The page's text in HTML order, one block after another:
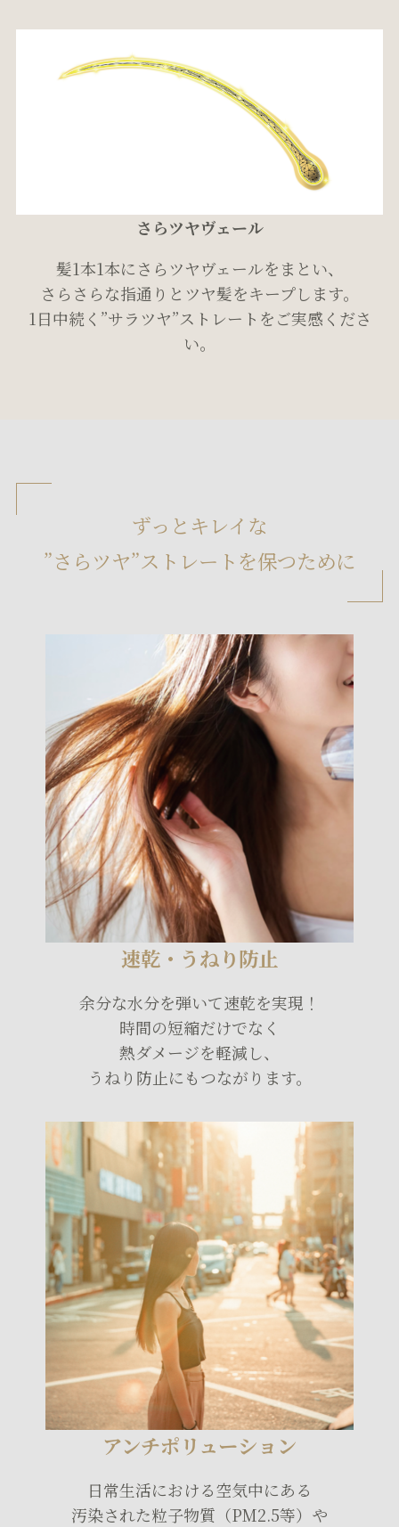
さらツヤヴェール
髪1本1本にさらツヤヴェールをまとい、
さらさらな指通りとツヤ髪をキープします。
1日中続く”サラツヤ”ストレートをご実感くださ
い。
ずっとキレイな
”さらツヤ”ストレートを保つために
速乾・うねり防止
余分な水分を弾いて速乾を実現！
時間の短縮だけでなく
熱ダメージを軽減し、
うねり防止にもつながります。
アンチポリューション
日常生活における空気中にある
汚染された粒子物質（PM2.5等）や